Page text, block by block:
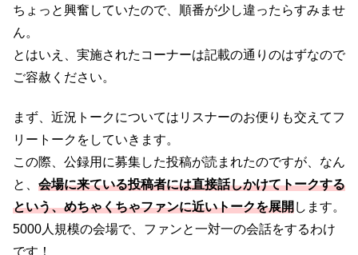
ちょっと興奮していたので、順番が少し違ったらすみませ
ん。
とはいえ、実施されたコーナーは記載の通りのはずなので
ご容赦ください。
まず、近況トークについてはリスナーのお便りも交えてフ
リートークをしていきます。
この際、公録用に募集した投稿が読まれたのですが、なん
と、 会場に来ている投稿者には直接話しかけてトークする
という、めちゃくちゃファンに近いトークを展開します。
5000人規模の会場で、ファンと一対一の会話をするわけ
です！